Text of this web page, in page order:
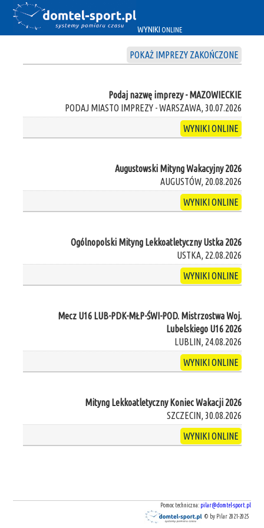
WYNIKI ONLINE
POKAŻ IMPREZY ZAKOŃCZONE
Podaj nazwę imprezy - MAZOWIECKIE
PODAJ MIASTO IMPREZY - WARSZAWA, 30.07.2026
WYNIKI ONLINE
Augustowski Mityng Wakacyjny 2026
AUGUSTÓW, 20.08.2026
WYNIKI ONLINE
Ogólnopolski Mityng Lekkoatletyczny Ustka 2026
USTKA, 22.08.2026
WYNIKI ONLINE
Mecz U16 LUB-PDK-MŁP-ŚWI-POD. Mistrzostwa Woj.
Lubelskiego U16 2026
LUBLIN, 24.08.2026
WYNIKI ONLINE
Mityng Lekkoatletyczny Koniec Wakacji 2026
SZCZECIN, 30.08.2026
WYNIKI ONLINE
Pomoc techniczna: pilar@domtel-sport.pl
© by Pilar 2021-2025